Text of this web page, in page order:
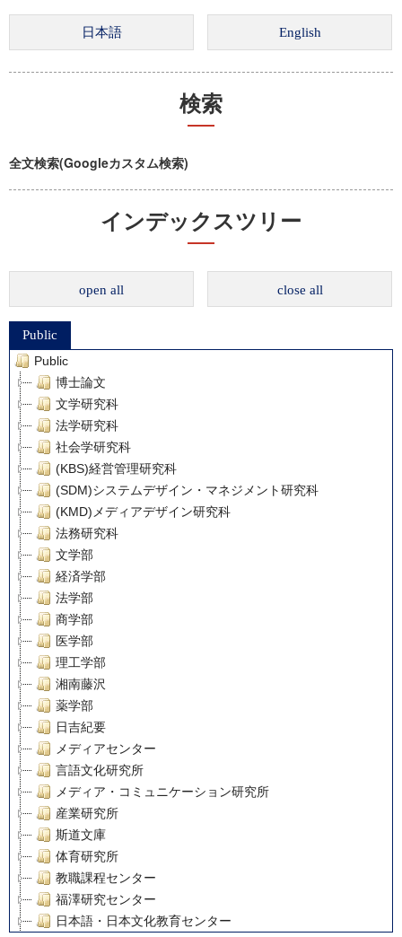
検索
全文検索(Googleカスタム検索)
インデックスツリー
open all close all
Public
Public
博士論文
文学研究科
法学研究科
社会学研究科
(KBS)経営管理研究科
(SDM)システムデザイン・マネジメント研究科
(KMD)メディアデザイン研究科
法務研究科
文学部
経済学部
法学部
商学部
医学部
理工学部
湘南藤沢
薬学部
日吉紀要
メディアセンター
言語文化研究所
メディア・コミュニケーション研究所
産業研究所
斯道文庫
体育研究所
教職課程センター
福澤研究センター
日本語・日本文化教育センター